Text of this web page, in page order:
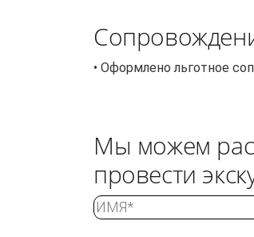
• Оформлено льготное
Мы можем
провести